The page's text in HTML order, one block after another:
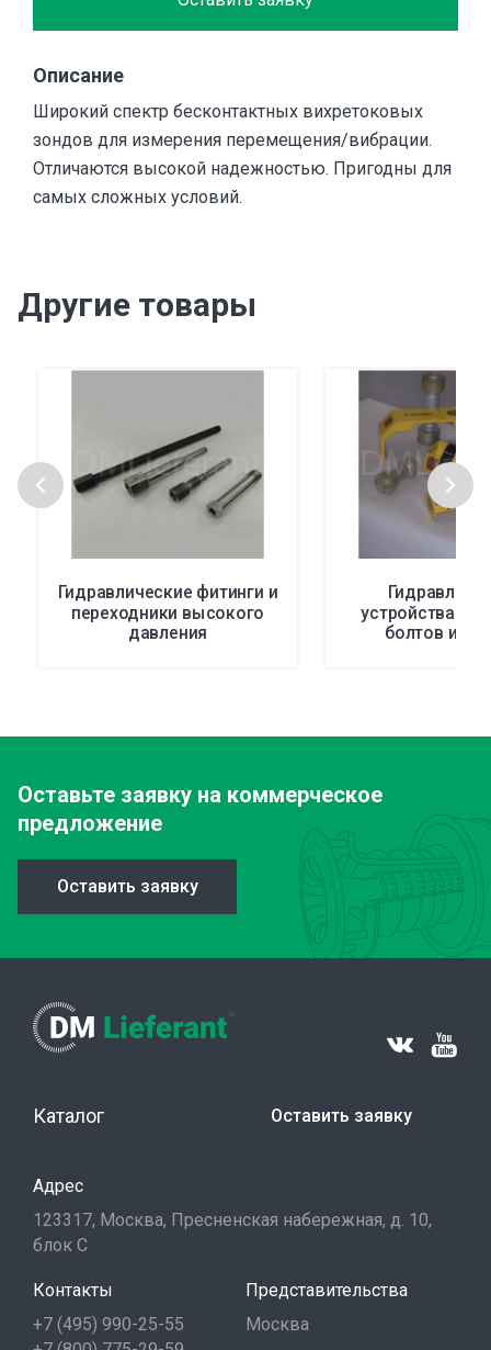
Описание
Широкий спектр бесконтактных вихретоковых
зондов для измерения перемещения/вибрации.
Отличаются высокой надежностью. Пригодны для
самых сложных условий.
Другие товары
Гидравлические фитинги и
переходники высокого
давления
устройства
болтов и
Оставьте заявку на коммерческое
предложение
Оставить заявку
Каталог Оставить заявку
Адрес
123317, Москва, Пресненская набережная, д. 10,
блок С
Контакты
+7 (495) 990-25-55
Представительства
Москва